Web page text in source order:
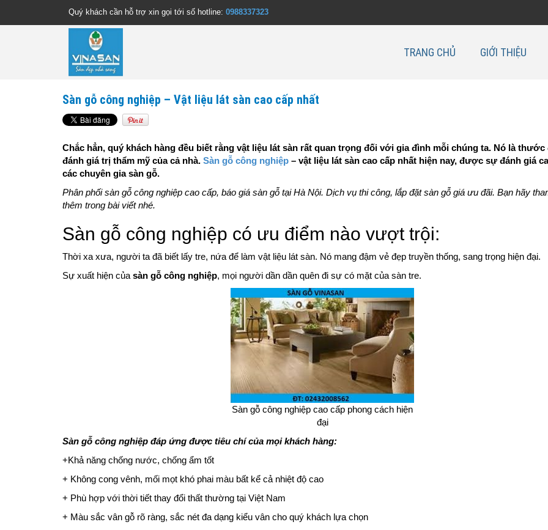
Quý khách cần hỗ trợ xin gọi tới số hotline: 0988337323
TRANG CHỦ GIỚI THIỆU
Sàn gỗ công nghiệp – Vật liệu lát sàn cao cấp nhất
Chắc hẳn, quý khách hàng đều biết rằng vật liệu lát sàn rất quan trọng đối với gia đình mỗi chúng ta. Nó là thước
đánh giá trị thẩm mỹ của cả nhà. Sàn gỗ công nghiệp – vật liệu lát sàn cao cấp nhất hiện nay, được sự đánh giá
các chuyên gia sàn gỗ.
Phân phối sàn gỗ công nghiệp cao cấp, báo giá sàn gỗ tại Hà Nội. Dịch vụ thi công, lắp đặt sàn gỗ giá ưu đãi. Bạn hãy
thêm trong bài viết nhé.
Sàn gỗ công nghiệp có ưu điểm nào vượt trội:
Thời xa xưa, người ta đã biết lấy tre, nứa để làm vật liệu lát sàn. Nó mang đậm vẻ đẹp truyền thống, sang trọng hiện đại.
Sự xuất hiện củasàn gỗ công nghiệp, mọi người dần dần quên đi sự có mặt của sàn tre.
Sàn gỗ công nghiệp cao cấp phong cách hiện
đại
Sàn gỗ công nghiệp đáp ứng được tiêu chí của mọi khách hàng:
+Khả năng chống nước, chống ẩm tốt
+ Không cong vênh, mối mọt khó phai màu bất kể cả nhiệt độ cao
+ Phù hợp với thời tiết thay đổi thất thường tại Việt Nam
+ Màu sắc vân gỗ rõ ràng, sắc nét đa dạng kiểu vân cho quý khách lựa chọn